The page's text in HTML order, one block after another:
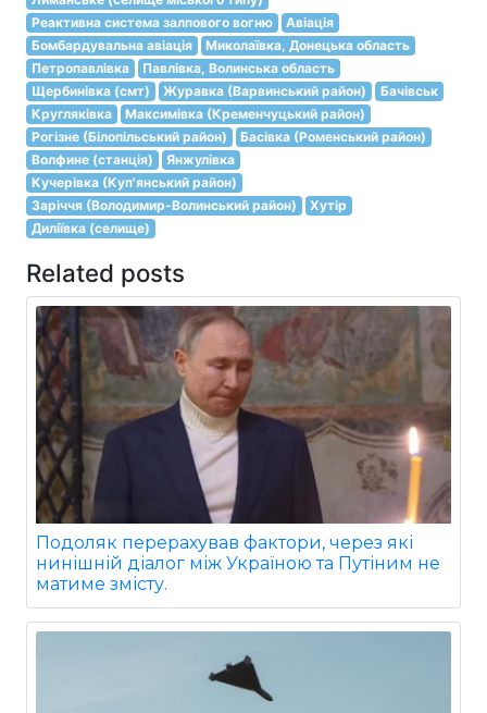
Реактивна система залпового вогню
Авіація
Бомбардувальна авіація
Миколаївка, Донецька область
Петропавлівка
Павлівка, Волинська область
Щербинівка (смт)
Журавка (Варвинський район)
Бачівськ
Кругляківка
Максимівка (Кременчуцький район)
Рогізне (Білопільський район)
Басівка (Роменський район)
Волфине (станція)
Янжулівка
Кучерівка (Куп'янський район)
Заріччя (Володимир-Волинський район)
Хутір
Диліївка (селище)
Related posts
Подоляк перерахував фактори, через які
нинішній діалог між Україною та Путіним не
матиме змісту.